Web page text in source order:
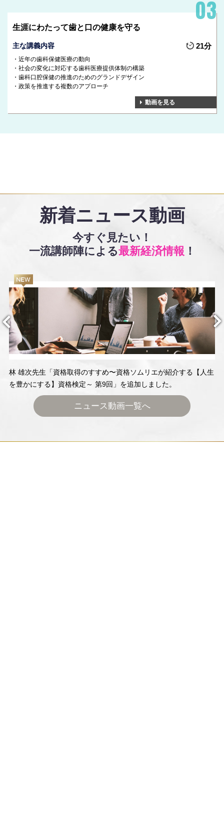
生涯にわたって歯と口の健康を守る
主な講義内容 21分
近年の歯科保健医療の動向
社会の変化に対応する歯科医療提供体制の構築
歯科口腔保健の推進のためのグランドデザイン
政策を推進する複数のアプローチ
動画を見る
新着ニュース動画
今すぐ見たい！
一流講師陣による最新経済情報 ！
ニュース動画一覧へ
林 雄次先生「資格取得のすすめ〜資格ソムリエが紹介する【人生
を豊かにする】資格検定～ 第9回」を追加しました。